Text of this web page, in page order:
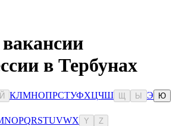
в Тербунах
Й КЛМНОПРСТУФХЦЧШ Ы Э
Ю
NOPQRSTUVWX Y Z